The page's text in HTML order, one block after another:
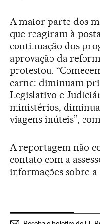
A maior parte dos
que reagiram à
continuação dos
aprovação da
protestou.
carne: diminuam
Legislativo e
ministérios,
viagens inúteis”,
A reportagem não
contato com a
informações sobre a